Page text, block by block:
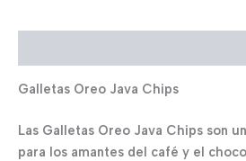
Galletas Oreo Java Chips
Las Galletas Oreo Java Chips son
para los amantes del café y el